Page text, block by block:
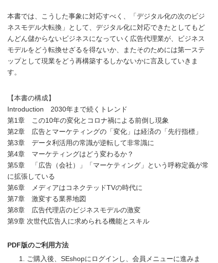
本書では、こうした事象に対応すべく、「デジタル化の次のビジ
ネスモデル大転換」として、デジタル化に対応できたとしてもど
んどん儲からないビジネスになっていく広告代理業が、ビジネス
モデルをどう転換せざるを得ないか、またそのためには第一ステ
ップとして現業をどう再構築するしかないかに言及していきま
す。
【本書の構成】
Introduction 2030年まで続くトレンド
第1章 この10年の変化とコロナ禍による前倒し現象
第2章 広告とマーケティングの「変化」は経済の「先行指標」
第3章 データ利活用の常識が逆転して非常識に
第4章 マーケティングはどう変わるか？
第5章 「広告（会社）」「マーケティング」という呼称定義が常
に拡張している
第6章 メディアはコネクテッドTVの時代に
第7章 激変する業界地図
第8章 広告代理店のビジネスモデルの激変
第9章 次世代広告人に求められる機能とスキル
PDF版のご利用方法
ご購入後、SEshopにログインし、会員メニューに進みま